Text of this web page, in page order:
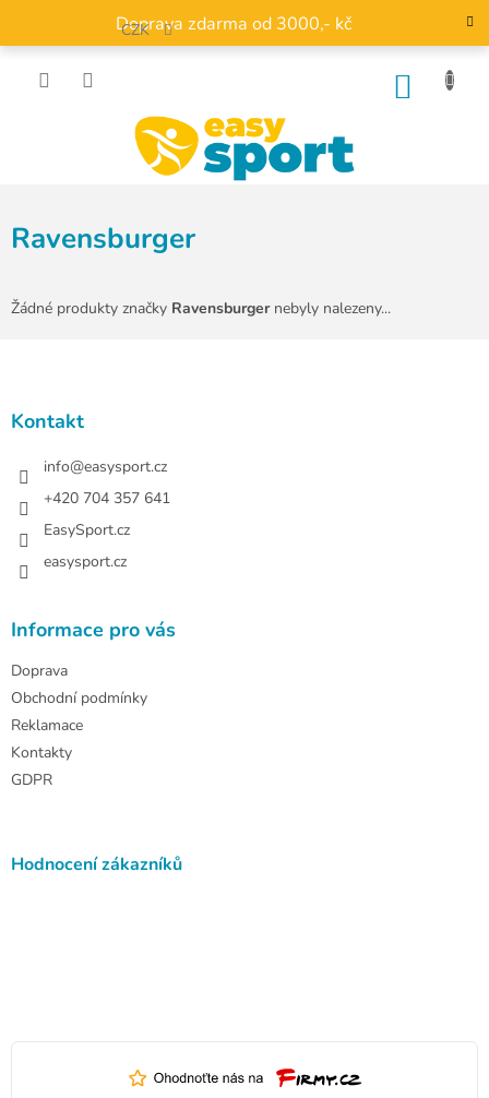
obsah
Doprava zdarma od 3000,- kč
CZK
Ravensburger
Žádné produkty značky Ravensburgernebyly nalezeny...
Kontakt
info@easysport.cz
+420 704 357 641
EasySport.cz
easysport.cz
Informace pro vás
Doprava
Obchodní podmínky
Reklamace
Kontakty
GDPR
Hodnocení zákazníků